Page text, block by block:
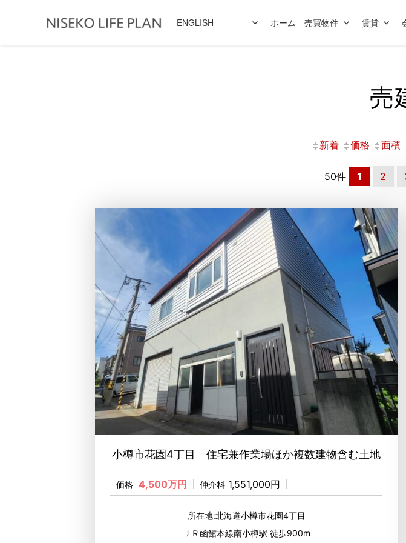
ENGLISH ホーム 売買物件 賃貸
売
新着 価格 面積
50件 1 2
小樽市花園4丁目 住宅兼作業場ほか複数建物含む土地
価格 4,500万円 仲介料 1,551,000円
所在地:北海道小樽市花園4丁目
ＪＲ函館本線南小樽駅 徒歩900m